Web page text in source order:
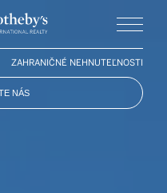
Slovakia
ZAHRANIČNÉ NEHNUTEĽNOSTI
NÁS